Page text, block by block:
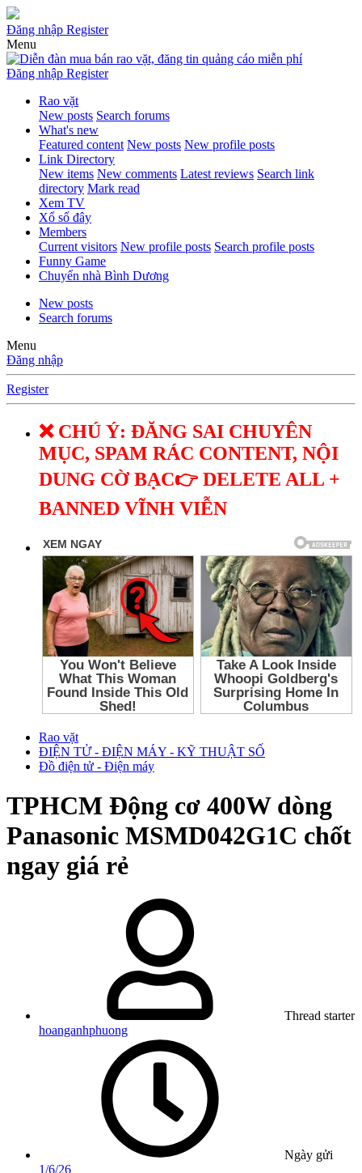
Đăng nhập Register
Menu
Đăng nhập Register
Rao vặt
New posts Search forums
What's new
Featured content New posts New profile posts
Link Directory
New items New comments Latest reviews Search link
directory Mark read
Xem TV
Xổ số đây
Members
Current visitors New profile posts Search profile posts
Funny Game
Chuyển nhà Bình Dương
New posts
Search forums
Menu
Đăng nhập
Register
❌ CHÚ Ý: ĐĂNG SAI CHUYÊN
MỤC, SPAM RÁC CONTENT, NỘI
DUNG CỜ BẠC👉 DELETE ALL +
BANNED VĨNH VIỄN
Rao vặt
ĐIỆN TỬ - ĐIỆN MÁY - KỸ THUẬT SỐ
Đồ điện tử - Điện máy
TPHCM Động cơ 400W dòng
Panasonic MSMD042G1C chốt
ngay giá rẻ
Thread starter
hoanganhphuong
Ngày gửi
1/6/26